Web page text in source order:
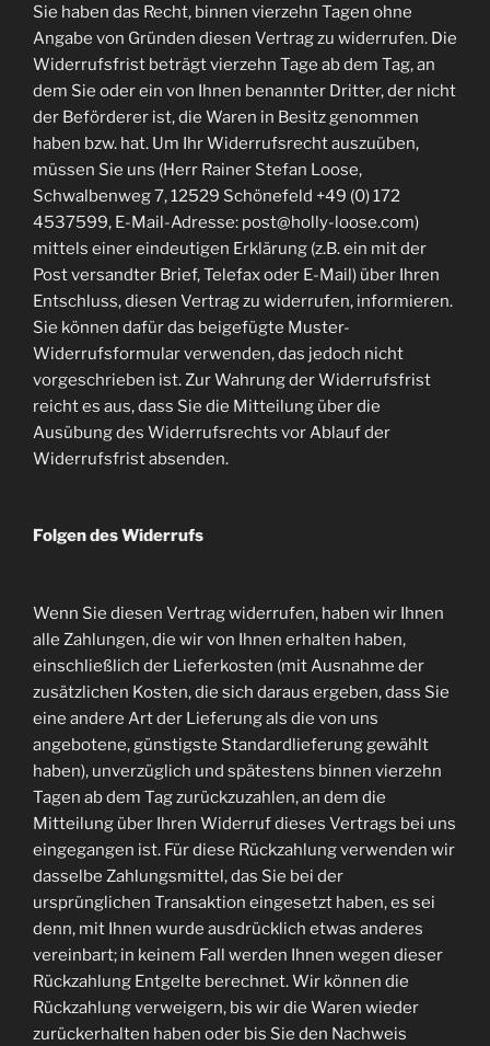
Sie haben das Recht, binnen vierzehn Tagen ohne
Angabe von Gründen diesen Vertrag zu widerrufen. Die
Widerrufsfrist beträgt vierzehn Tage ab dem Tag, an
dem Sie oder ein von Ihnen benannter Dritter, der nicht
der Beförderer ist, die Waren in Besitz genommen
haben bzw. hat. Um Ihr Widerrufsrecht auszuüben,
müssen Sie uns (Herr Rainer Stefan Loose,
Schwalbenweg 7, 12529 Schönefeld +49 (0) 172
4537599, E-Mail-Adresse: post@holly-loose.com)
mittels einer eindeutigen Erklärung (z.B. ein mit der
Post versandter Brief, Telefax oder E-Mail) über Ihren
Entschluss, diesen Vertrag zu widerrufen, informieren.
Sie können dafür das beigefügte Muster-
Widerrufsformular verwenden, das jedoch nicht
vorgeschrieben ist. Zur Wahrung der Widerrufsfrist
reicht es aus, dass Sie die Mitteilung über die
Ausübung des Widerrufsrechts vor Ablauf der
Widerrufsfrist absenden.
Folgen des Widerrufs
Wenn Sie diesen Vertrag widerrufen, haben wir Ihnen
alle Zahlungen, die wir von Ihnen erhalten haben,
einschließlich der Lieferkosten (mit Ausnahme der
zusätzlichen Kosten, die sich daraus ergeben, dass Sie
eine andere Art der Lieferung als die von uns
angebotene, günstigste Standardlieferung gewählt
haben), unverzüglich und spätestens binnen vierzehn
Tagen ab dem Tag zurückzuzahlen, an dem die
Mitteilung über Ihren Widerruf dieses Vertrags bei uns
eingegangen ist. Für diese Rückzahlung verwenden wir
dasselbe Zahlungsmittel, das Sie bei der
ursprünglichen Transaktion eingesetzt haben, es sei
denn, mit Ihnen wurde ausdrücklich etwas anderes
vereinbart; in keinem Fall werden Ihnen wegen dieser
Rückzahlung Entgelte berechnet. Wir können die
Rückzahlung verweigern, bis wir die Waren wieder
zurückerhalten haben oder bis Sie den Nachweis